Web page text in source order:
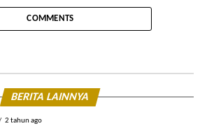
COMMENTS
BERITA LAINNYA
2 tahun ago